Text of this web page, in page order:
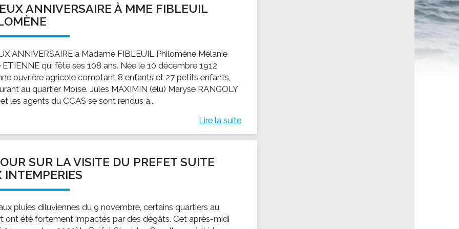
EMPLOI
Offres d'emploi
Le Centre Communal d'Action Social
Les aides sociales
Logement
Antenne Municipale de Développement et de
locale
et le lycée
scolaire
maternelles et primaire
de loisirs - ALSH
LE SERVICE CULTURELGuide des activités sportives
ANNIVERSAIRE À MME FIBLEUIL
ANNIVERSAIRE à Madame FIBLEUIL Philomène Mélanie
ETIENNE qui fête ses 108 ans. Née le 10 décembre 1912
ouvrière agricole comptant 8 enfants et 27 petits enfants,
au quartier Moïse. Jules MAXIMIN (élu) Maryse RANGOLY
les agents du CCAS se sont rendus à...
Lire la suite
SUR LA VISITE DU PREFET SUITE
INTEMPERIES
pluies diluviennes du 9 novembre, certains quartiers au
ont été fortement impactés par des dégâts. Cet après-midi